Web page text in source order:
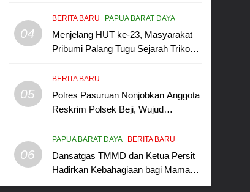
Dalwa
04
BERITA BARU PAPUA BARAT DAYA
Menjelang HUT ke-23, Masyarakat
Pribumi Palang Tugu Sejarah Trikora
05
BERITA BARU
Polres Pasuruan Nonjobkan Anggota
Reskrim Polsek Beji, Wujud
Dugaan Penganiayaan
06
PAPUA BARAT DAYA BERITA BARU
Dansatgas TMMD dan Ketua Persit
Hadirkan Kebahagiaan bagi Mama-
Mama dan Anak-Anak Kampung